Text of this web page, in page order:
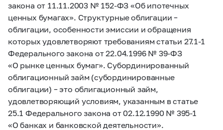
закона от 11.11.2003 № 152-ФЗ «Об ипотечных
ценных бумагах». Структурные облигации –
облигации, особенности эмиссии и обращения
которых удовлетворяют требованиям статьи 27.1-1
Федерального закона от 22.04.1996 № 39-ФЗ
«О рынке ценных бумаг». Субординированный
облигационный займ (субординированные
облигации) – это облигационный займ,
удовлетворяющий условиям, указанным в статье
25.1 Федерального закона от 02.12.1990 № 395-1
«О банках и банковской деятельности».